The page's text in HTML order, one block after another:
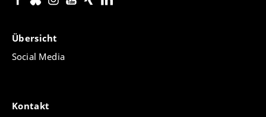
Übersicht
Social Media
Kontakt